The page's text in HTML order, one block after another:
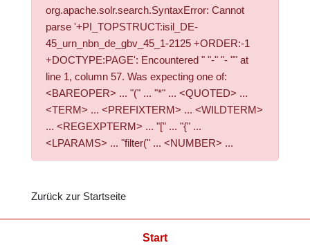
org.apache.solr.search.SyntaxError: Cannot
parse '+PI_TOPSTRUCT:isil_DE-
45_urn_nbn_de_gbv_45_1-2125 +ORDER:-1
+DOCTYPE:PAGE': Encountered " "-" "- "" at
line 1, column 57. Was expecting one of:
<BAREOPER> ... "(" ... "*" ... <QUOTED> ...
<TERM> ... <PREFIXTERM> ... <WILDTERM>
... <REGEXPTERM> ... "[" ... "{" ...
<LPARAMS> ... "filter(" ... <NUMBER> ...
Zurück zur Startseite
Start